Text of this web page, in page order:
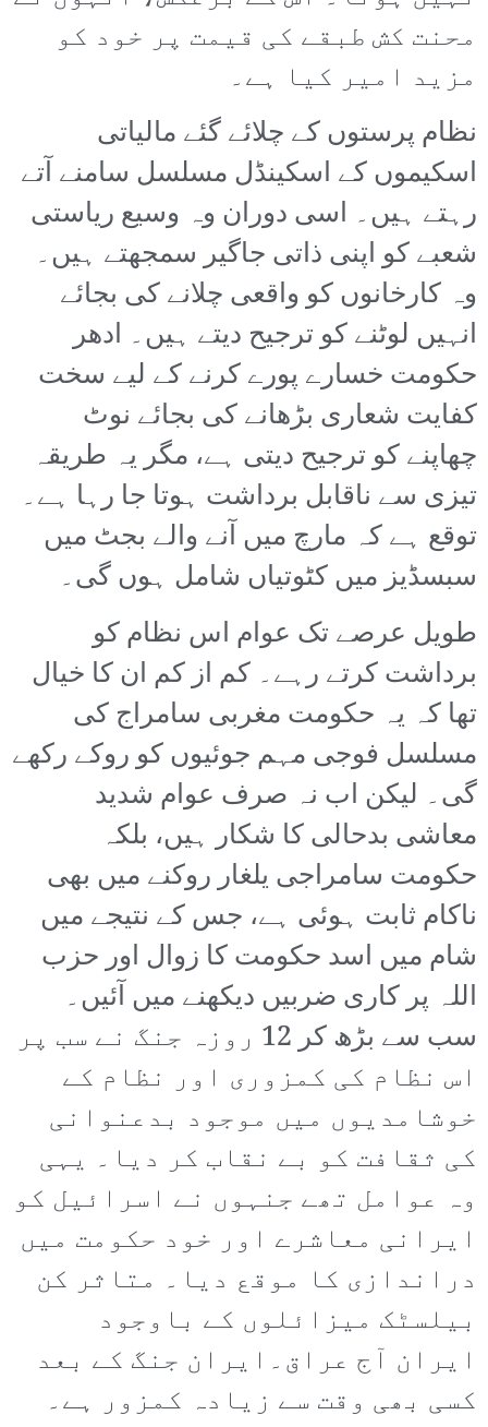
محنت کش طبقے کی قیمت پر خود کو
مزید امیر کیا ہے۔
نظام پرستوں کے چلائے گئے مالیاتی
اسکیموں کے اسکینڈل مسلسل سامنے آتے
رہتے ہیں۔ اسی دوران وہ وسیع ریاستی
شعبے کو اپنی ذاتی جاگیر سمجھتے ہیں۔
وہ کارخانوں کو واقعی چلانے کی بجائے
انہیں لوٹنے کو ترجیح دیتے ہیں۔ ادھر
حکومت خسارے پورے کرنے کے لیے سخت
کفایت شعاری بڑھانے کی بجائے نوٹ
چھاپنے کو ترجیح دیتی ہے، مگر یہ طریقہ
تیزی سے ناقابل برداشت ہوتا جا رہا ہے۔
توقع ہے کہ مارچ میں آنے والے بجٹ میں
سبسڈیز میں کٹوتیاں شامل ہوں گی۔
طویل عرصے تک عوام اس نظام کو
برداشت کرتے رہے۔ کم از کم ان کا خیال
تھا کہ یہ حکومت مغربی سامراج کی
مسلسل فوجی مہم جوئیوں کو روکے رکھے
گی۔ لیکن اب نہ صرف عوام شدید
معاشی بدحالی کا شکار ہیں، بلکہ
حکومت سامراجی یلغار روکنے میں بھی
ناکام ثابت ہوئی ہے، جس کے نتیجے میں
شام میں اسد حکومت کا زوال اور حزب
اللہ پر کاری ضربیں دیکھنے میں آئیں۔
سب سے بڑھ کر 12 روزہ جنگ نے سب پر
اس نظام کی کمزوری اور نظام کے
خوشامدیوں میں موجود بدعنوانی
کی ثقافت کو بے نقاب کر دیا۔ یہی
وہ عوامل تھے جنہوں نے اسرائیل کو
ایرانی معاشرے اور خود حکومت میں
دراندازی کا موقع دیا۔ متاثر کن
بیلسٹک میزائلوں کے باوجود
ایران آج عراق۔ایران جنگ کے بعد
کسی بھی وقت سے زیادہ کمزور ہے۔